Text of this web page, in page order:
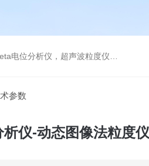
伞棚灯，伞棚灯，超声粒度仪超声电位分析仪
参数
仪-动态图像法粒度